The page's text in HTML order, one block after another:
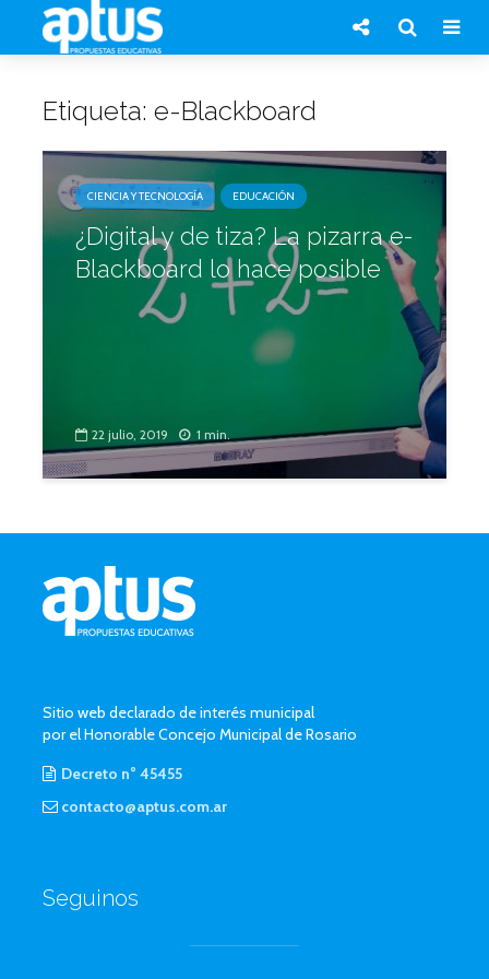
Etiqueta: e-Blackboard
CIENCIA Y TECNOLOGÍA EDUCACIÓN
¿Digital y de tiza? La pizarra e-
Blackboard lo hace posible
22 julio, 2019 1 min.
Sitio web declarado de interés municipal
por el Honorable Concejo Municipal de Rosario
Decreto n° 45455
contacto@aptus.com.ar
Seguinos